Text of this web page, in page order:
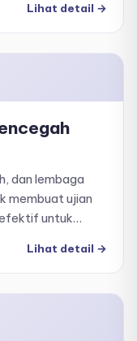
utamanya
sekadar
Lihat detail →
dan lembaga
membuat ujian
efektif untuk
evaluasi
Lihat detail →